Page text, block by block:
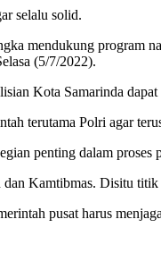
selalu solid.
mendukung program
(5/7/2022).
Kota Samarinda
terutama Polri agar
penting dalam
Kamtibmas. Disitu
pusat harus